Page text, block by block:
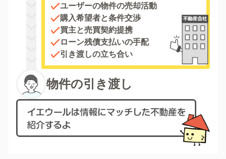
ユーザーの物件の売却活動
購入希望者と条件交渉
買主と売買契約提携
ローン残債支払いの手配
引き渡しの立ち合い
物件の引き渡し